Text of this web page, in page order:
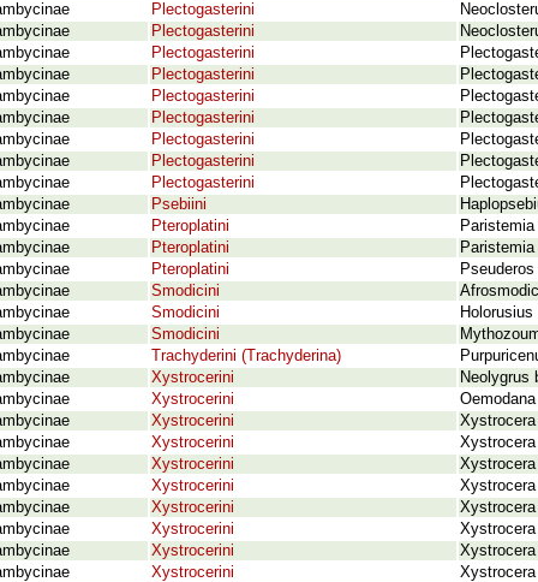
Plectogasterini
Plectogasterini
Plectogasterini
Plectogasterini
Plectogasterini
Plectogasterini
Plectogasterini
Plectogasterini
Plectogasterini
Psebiini
Pteroplatini
Pteroplatini
Pteroplatini
Smodicini
Smodicini
Smodicini
Trachyderini (Trachyderina)
Xystrocerini
Neolygrus
Xystrocerini
Xystrocerini
Xystrocerini
Xystrocerini
Xystrocerini
Xystrocerini
Xystrocerini
Xystrocerini
Xystrocerini